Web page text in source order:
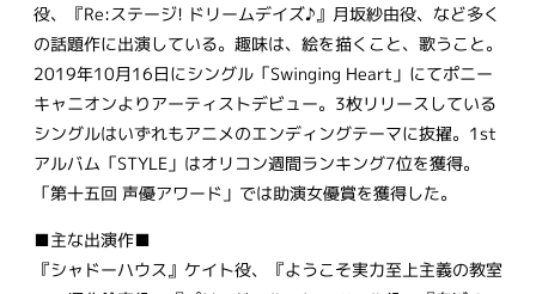
役、『Re:ステージ! ドリームデイズ♪』月坂紗由役、など多く
の話題作に出演している。趣味は、絵を描くこと、歌うこと。
2019年10月16日にシングル「Swinging Heart」にてポニー
キャニオンよりアーティストデビュー。3枚リリースしている
シングルはいずれもアニメのエンディングテーマに抜擢。1st
アルバム「STYLE」はオリコン週間ランキング7位を獲得。
「第十五回 声優アワード」では助演女優賞を獲得した。
■主な出演作■
『シャドーハウス』ケイト役、『ようこそ実力至上主義の教室